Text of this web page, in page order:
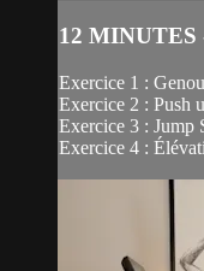
12 MINUTES
Exercice 1 :
Exercice 2 : Push
Exercice 3 : Jump
Exercice 4 :